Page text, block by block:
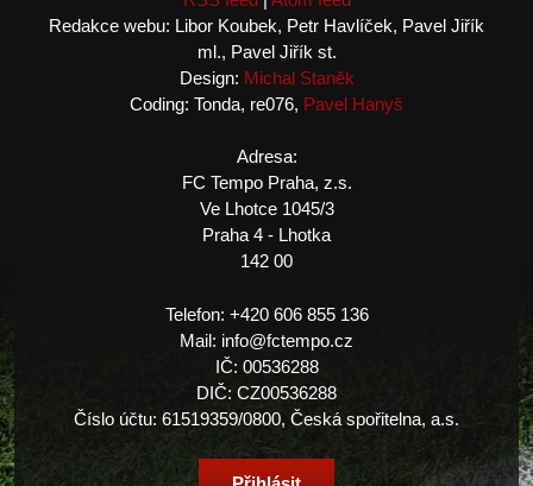
Redakce webu: Libor Koubek, Petr Havlíček, Pavel Jiřík
ml., Pavel Jiřík st.
Design: Michal Staněk
Coding: Tonda, re076, Pavel Hanyš
Adresa:
FC Tempo Praha, z.s.
Ve Lhotce 1045/3
Praha 4 - Lhotka
142 00
Telefon: +420 606 855 136
Mail: info@fctempo.cz
IČ: 00536288
DIČ: CZ00536288
Číslo účtu: 61519359/0800, Česká spořitelna, a.s.